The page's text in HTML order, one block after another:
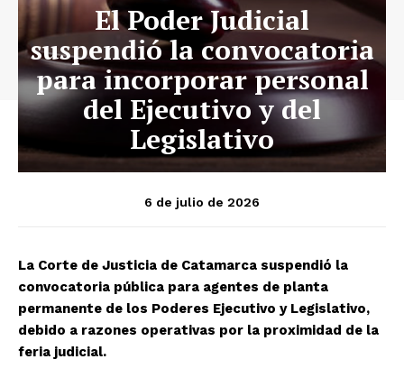
El Poder Judicial
suspendió la convocatoria
para incorporar personal
del Ejecutivo y del
Legislativo
6 de julio de 2026
La Corte de Justicia de Catamarca suspendió la
convocatoria pública para agentes de planta
permanente de los Poderes Ejecutivo y Legislativo,
debido a razones operativas por la proximidad de la
feria judicial.